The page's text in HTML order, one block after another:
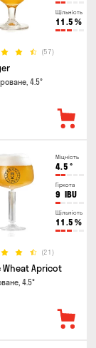
Щільність
11.5 %
(57)
4.5°
Міцність
4.5 °
Гіркота
9 IBU
Щільність
11.5 %
(21)
Wheat Apricot
4.5°